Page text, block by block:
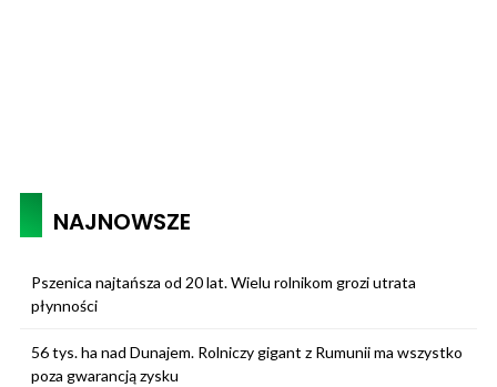
NAJNOWSZE
Pszenica najtańsza od 20 lat. Wielu rolnikom grozi utrata
płynności
56 tys. ha nad Dunajem. Rolniczy gigant z Rumunii ma wszystko
poza gwarancją zysku